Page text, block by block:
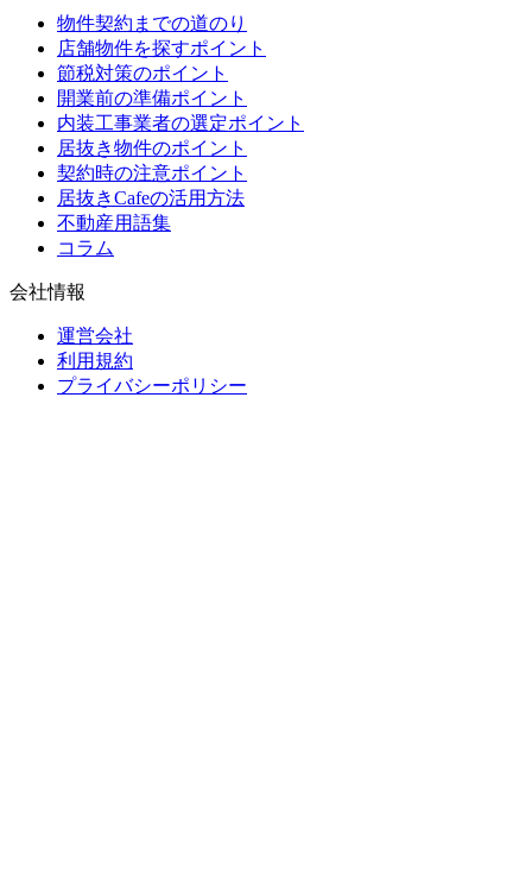
物件契約までの道のり
店舗物件を探すポイント
節税対策のポイント
開業前の準備ポイント
内装工事業者の選定ポイント
居抜き物件のポイント
契約時の注意ポイント
居抜きCafeの活用方法
不動産用語集
コラム
会社情報
運営会社
利用規約
プライバシーポリシー